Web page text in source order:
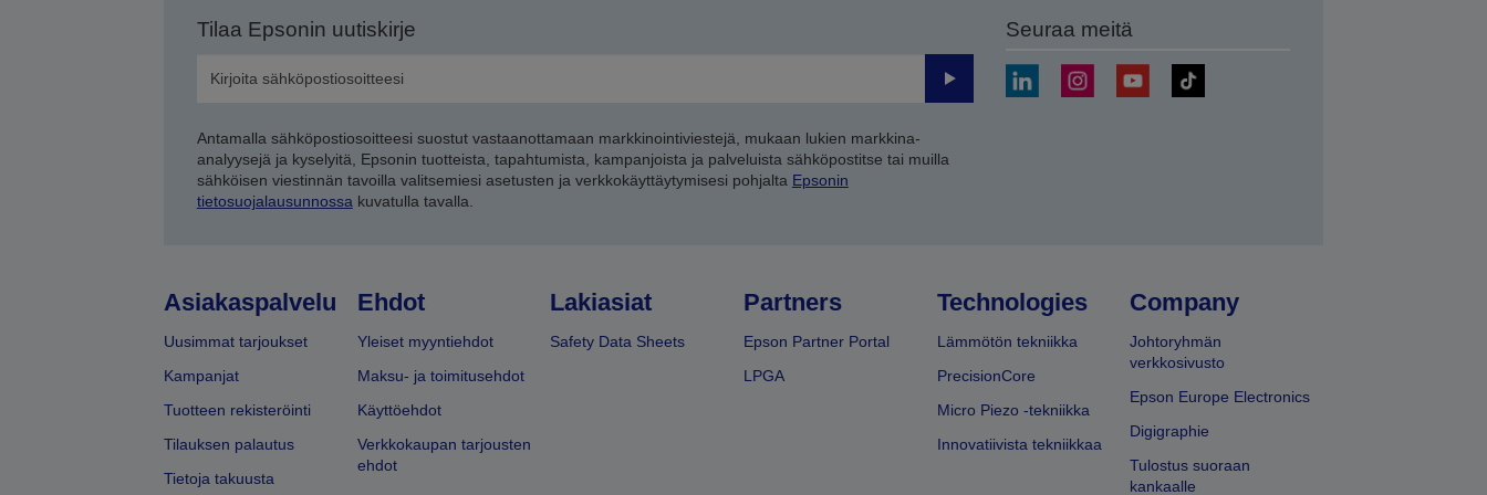
Tilaa Epsonin uutiskirje
Lähetä
Antamalla sähköpostiosoitteesi suostut vastaanottamaan markkinointiviestejä, mukaan lukien markkina-
analyysejä ja kyselyitä, Epsonin tuotteista, tapahtumista, kampanjoista ja palveluista sähköpostitse tai muilla
sähköisen viestinnän tavoilla valitsemiesi asetusten ja verkkokäyttäytymisesi pohjalta Epsonin
tietosuojalausunnossakuvatulla tavalla.
Seuraa meitä
Asiakaspalvelu
Uusimmat tarjoukset
Kampanjat
Tuotteen rekisteröinti
Tilauksen palautus
Tietoja takuusta
Ehdot
Yleiset myyntiehdot
Maksu- ja toimitusehdot
Käyttöehdot
Verkkokaupan tarjousten
ehdot
Lakiasiat
Safety Data Sheets
Partners
Epson Partner Portal
LPGA
Technologies
Lämmötön tekniikka
PrecisionCore
Micro Piezo -tekniikka
Innovatiivista tekniikkaa
Company
Johtoryhmän
verkkosivusto
Epson Europe Electronics
Digigraphie
Tulostus suoraan
kankaalle